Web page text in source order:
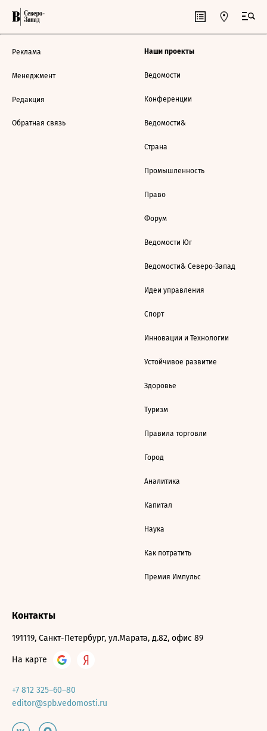
Реклама
Менеджмент
Редакция
Обратная связь
Наши проекты
Ведомости
Конференции
Ведомости&
Страна
Промышленность
Право
Форум
Ведомости Юг
Ведомости& Северо-Запад
Идеи управления
Спорт
Инновации и Технологии
Устойчивое развитие
Здоровье
Туризм
Правила торговли
Город
Аналитика
Капитал
Наука
Как потратить
Премия Импульс
Контакты
191119, Санкт-Петербург, ул.Марата, д.82, офис 89
На карте
+7 812 325–60–80
editor@spb.vedomosti.ru